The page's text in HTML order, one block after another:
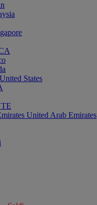
United States
United Arab Emirates